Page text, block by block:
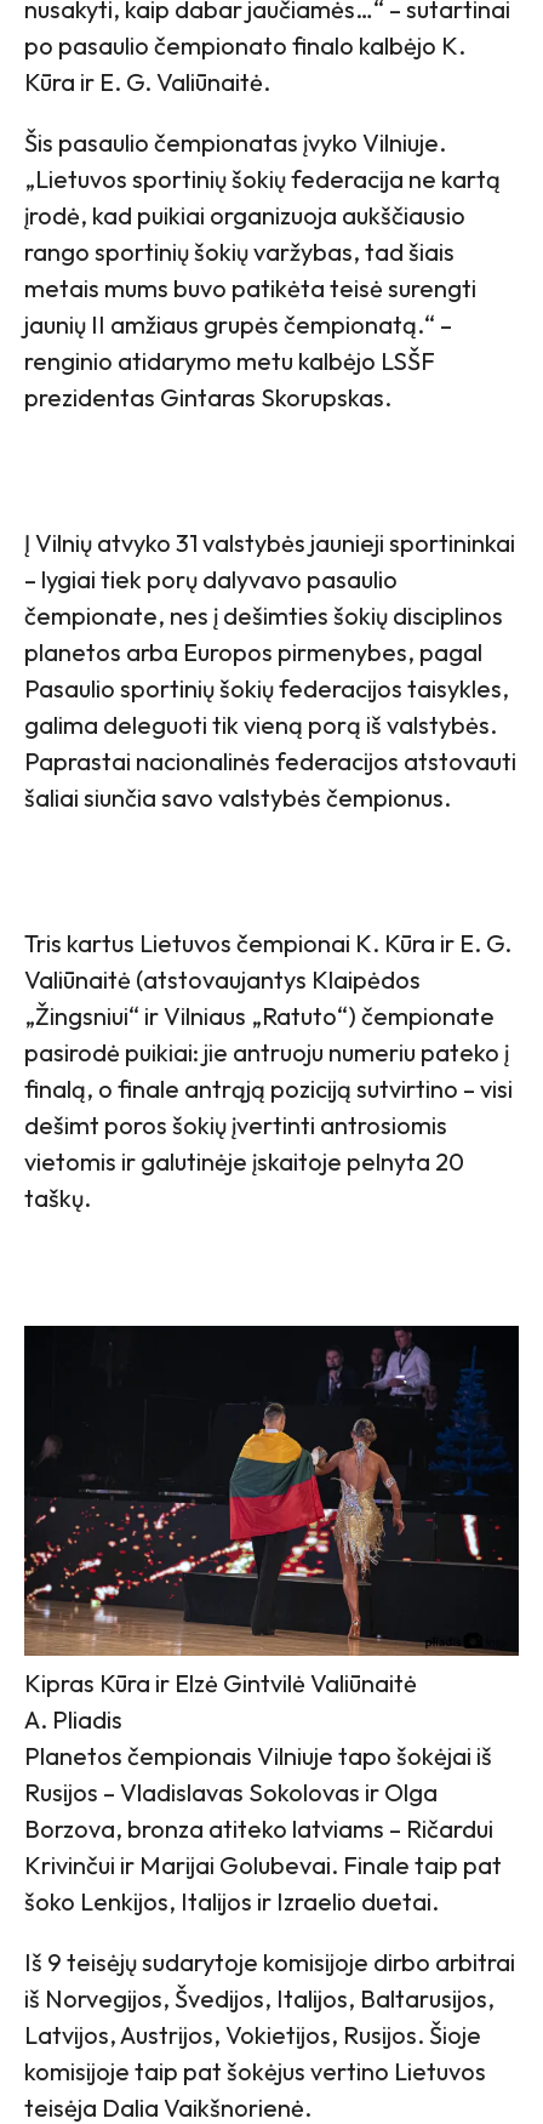
nusakyti, kaip dabar jaučiamės…“ – sutartinai
po pasaulio čempionato finalo kalbėjo K.
Kūra ir E. G. Valiūnaitė.
Šis pasaulio čempionatas įvyko Vilniuje.
„Lietuvos sportinių šokių federacija ne kartą
įrodė, kad puikiai organizuoja aukščiausio
rango sportinių šokių varžybas, tad šiais
metais mums buvo patikėta teisė surengti
jaunių II amžiaus grupės čempionatą.“ –
renginio atidarymo metu kalbėjo LSŠF
prezidentas Gintaras Skorupskas.
Į Vilnių atvyko 31 valstybės jaunieji sportininkai
– lygiai tiek porų dalyvavo pasaulio
čempionate, nes į dešimties šokių disciplinos
planetos arba Europos pirmenybes, pagal
Pasaulio sportinių šokių federacijos taisykles,
galima deleguoti tik vieną porą iš valstybės.
Paprastai nacionalinės federacijos atstovauti
šaliai siunčia savo valstybės čempionus.
Tris kartus Lietuvos čempionai K. Kūra ir E. G.
Valiūnaitė (atstovaujantys Klaipėdos
„Žingsniui“ ir Vilniaus „Ratuto“) čempionate
pasirodė puikiai: jie antruoju numeriu pateko į
finalą, o finale antrąją poziciją sutvirtino – visi
dešimt poros šokių įvertinti antrosiomis
vietomis ir galutinėje įskaitoje pelnyta 20
taškų.
Kipras Kūra ir Elzė Gintvilė Valiūnaitė
A. Pliadis
Planetos čempionais Vilniuje tapo šokėjai iš
Rusijos – Vladislavas Sokolovas ir Olga
Borzova, bronza atiteko latviams – Ričardui
Krivinčui ir Marijai Golubevai. Finale taip pat
šoko Lenkijos, Italijos ir Izraelio duetai.
Iš 9 teisėjų sudarytoje komisijoje dirbo arbitrai
iš Norvegijos, Švedijos, Italijos, Baltarusijos,
Latvijos, Austrijos, Vokietijos, Rusijos. Šioje
komisijoje taip pat šokėjus vertino Lietuvos
teisėja Dalia Vaikšnorienė.